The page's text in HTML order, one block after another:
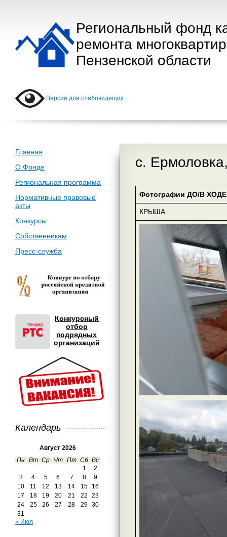
Региональный фонд
ремонта
Пензенской области
Версия для слабовидящих
Главная
О Фонде
Региональная программа
Нормативные правовые
акты
Конкурсы
Собственникам
Пресс-служба
Конкурсный
отбор
подрядных
организаций
Календарь
Август 2026
Пн Вт Ср Чт Пт Сб Вс
1
2
3
4 5 6 7 8
9
10
11 12 13 14 15
16
17
18 19 20 21 22
23
24
25 26 27 28 29
30
31
« Июл
с.
Фотографии ДО/В ХОДЕ
КРЫША